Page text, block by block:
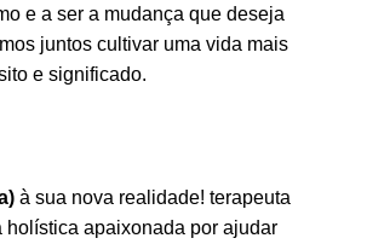
e a ser a mudança que deseja
juntos cultivar uma vida mais
e significado.
à sua nova realidade! terapeuta
holística apaixonada por ajudar